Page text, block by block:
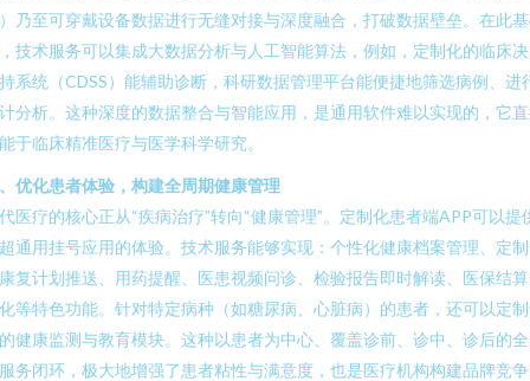
乃至可穿戴设备数据进行无缝对接与深度融合，打破数据壁垒。在此
技术服务可以集成大数据分析与人工智能算法，例如，定制化的临床
系统（CDSS）能辅助诊断，科研数据管理平台能便捷地筛选病例、进
分析。这种深度的数据整合与智能应用，是通用软件难以实现的，它
于临床精准医疗与医学科学研究。
优化患者体验，构建全周期健康管理
医疗的核心正从“疾病治疗”转向“健康管理”。定制化患者端APP可以提
通用挂号应用的体验。技术服务能够实现：个性化健康档案管理、定
复计划推送、用药提醒、医患视频问诊、检验报告即时解读、医保结
等特色功能。针对特定病种（如糖尿病、心脏病）的患者，还可以定
健康监测与教育模块。这种以患者为中心、覆盖诊前、诊中、诊后的
务闭环，极大地增强了患者粘性与满意度，也是医疗机构构建品牌竞